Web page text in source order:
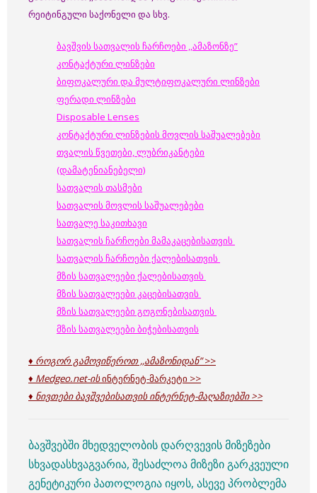
რეიტინგული საქონელი და სხვ.
ბავშვის სათვალის ჩარჩოები ,,ამაზონზე”
კონტაქტური ლინზები
ბიფოკალური და მულტიფოკალური ლინზები
ფერადი ლინზები
Disposable Lenses
კონტაქტური ლინზების მოვლის საშუალებები
თვალის წვეთები, ლუბრიკანტები
(დამატენიანებელი)
სათვალის თასმები
სათვალის მოვლის საშუალებები
სათვალე საკითხავი
სათვალის ჩარჩოები მამაკაცებისათვის
სათვალის ჩარჩოები ქალებისათვის
მზის სათვალეები ქალებისათვის
მზის სათვალეები კაცებისათვის
მზის სათვალეები გოგონებისათვის
მზის სათვალეები ბიჭებისათვის
♦ როგორ გამოვიწეროთ ,,ამაზონიდან”>>
♦ Medgeo.net-ისინტერნეტ-მარკეტი >>
♦ ნივთები ბავშვებისათვის ინტერნეტ-მაღაზიებში >>
ბავშვებში მხედველობის დარღვევის მიზეზები
სხვადასხვაგვარია, შესაძლოა მიზეზი გარკვეული
გენეტიკური პათოლოგია იყოს, ასევე პრობლემა